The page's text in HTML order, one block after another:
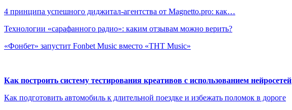
4 принципа успешного диджитал-агентства от Magnetto.pro: как…
Технологии «сарафанного радио»: каким отзывам можно верить?
«Фонбет» запустит Fonbet Music вместо «ТНТ Music»
Как построить систему тестирования креативов с использованием нейросетей
Как подготовить автомобиль к длительной поездке и избежать поломок в дороге